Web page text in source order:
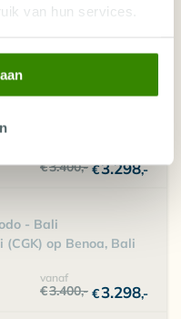
van hun services.
€4.559,-
€4.700,-
op Benoa, Bali (CGK)
€3.298,-
€3.400,-
- Bali
(CGK) op Benoa, Bali
vanaf
€3.298,-
€3.400,-